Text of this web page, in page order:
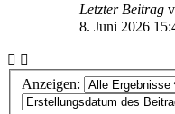
Letzter Beitrag
8. Juni 2026
Anzeigen: